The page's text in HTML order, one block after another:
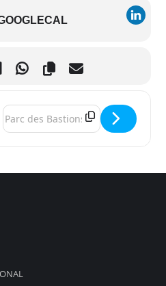
- Ateliers Heartfulness à
Destination Address - Ateliers